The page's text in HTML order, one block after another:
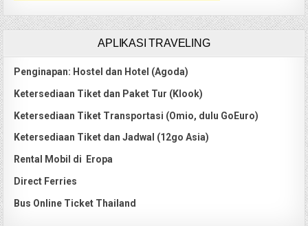
APLIKASI TRAVELING
Penginapan: Hostel dan Hotel (Agoda)
Ketersediaan Tiket dan Paket Tur (Klook)
Ketersediaan Tiket Transportasi (Omio, dulu GoEuro)
Ketersediaan Tiket dan Jadwal (12go Asia)
Rental Mobil di Eropa
Direct Ferries
Bus Online Ticket Thailand